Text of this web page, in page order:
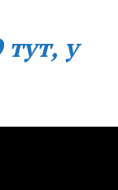
у